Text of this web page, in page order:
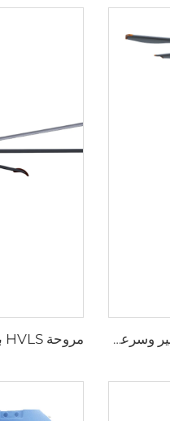
إنتاج مخصص بمروحة عملاقة ذات حجم كبير وسرعة منخفضة قطرها 16 قدم (5 أمتار) ومزودة بمحرك PMSM